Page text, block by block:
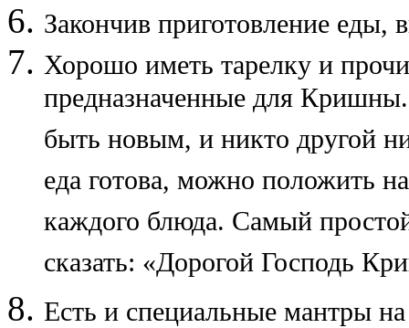
Закончив приготовление еды,
Хорошо иметь тарелку и
предназначенные для
быть новым, и никто другой
еда готова, можно положить
каждого блюда. Самый
сказать: «Дорогой Господь
Есть и специальные мантры